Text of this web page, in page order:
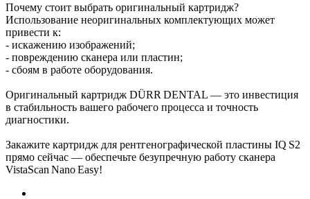
Почему стоит выбрать оригинальный картридж?
Использование неоригинальных комплектующих может
привести к:
- искажению изображений;
- повреждению сканера или пластин;
- сбоям в работе оборудования.
Оригинальный картридж DÜRR DENTAL — это инвестиция
в стабильность вашего рабочего процесса и точность
диагностики.
Закажите картридж для рентгенографической пластины IQ S2
прямо сейчас — обеспечьте безупречную работу сканера
VistaScan Nano Easy!